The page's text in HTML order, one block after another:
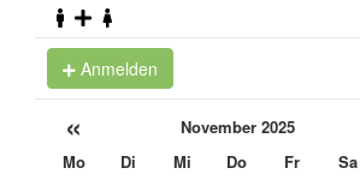
Anmelden
« November 2025
Mo Di Mi Do Fr Sa